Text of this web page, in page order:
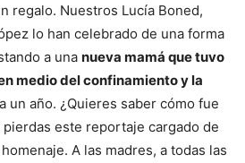
regalo. Nuestros Lucía Boned,
lo han celebrado de una forma
a una nueva mamá que tuvo
medio del confinamiento y la
un año. ¿Quieres saber cómo fue
este reportaje cargado de
A las madres, a todas las